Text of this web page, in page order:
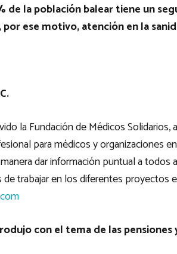
de la población balear tiene un
ese motivo, atención en la
la Fundación de Médicos Solidarios,
para médicos y organizaciones
dar información puntual a todos
trabajar en los diferentes proyectos
con el tema de las